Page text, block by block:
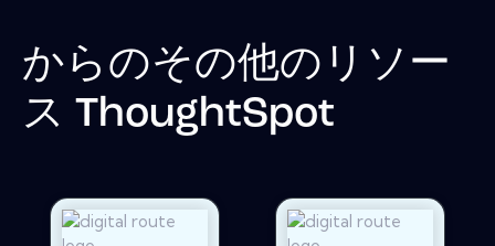
からのその他のリソー
ス ThoughtSpot